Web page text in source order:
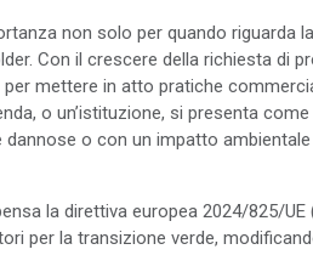
non solo per quando riguarda
Con il crescere della richiesta
per mettere in atto pratiche
o un’istituzione, si presenta
o con un impatto
la direttiva europea 2024/825/
per la transizione verde,